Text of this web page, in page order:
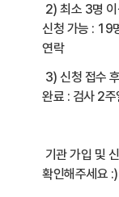
2) 최소 3명
신청 가능 : 19
연락
3) 신청 접수
완료 : 검사 2주
기관 가입 및
확인해주세요 :)